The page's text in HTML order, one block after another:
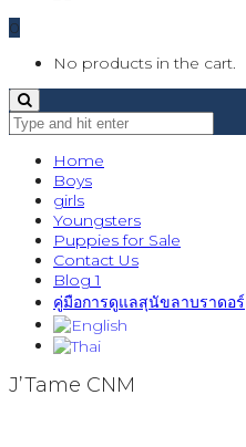
0
No products in the cart.
Home
Boys
girls
Youngsters
Puppies for Sale
Contact Us
Blog 1
คู่มือการดูแลสุนัขลาบราดอร์
J’Tame CNM